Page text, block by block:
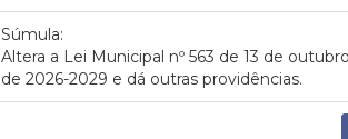
Súmula:
Altera a Lei Municipal nº 563 de 13 de
de 2026-2029 e dá outras providências.